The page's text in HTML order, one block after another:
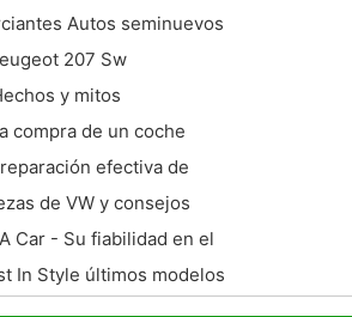
Autos seminuevos
207 Sw
y mitos
compra de un coche
efectiva de
de VW y consejos
Vw Frenos
Car - Su fiabilidad en el
In Style últimos modelos